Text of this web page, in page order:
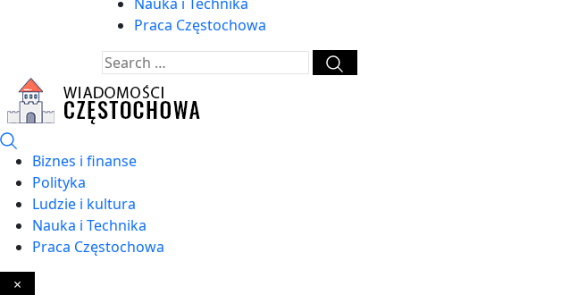
Praca Częstochowa
Biznes i finanse
Polityka
Ludzie i kultura
Nauka i Technika
Praca Częstochowa
×